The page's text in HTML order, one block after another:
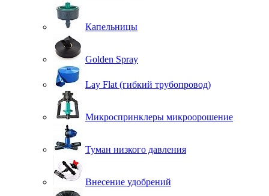
Капельницы
Golden Spray
Lay Flat (гибкий трубопровод)
Микроспринклеры микроорошение
Туман низкого давления
Внесение удобрений